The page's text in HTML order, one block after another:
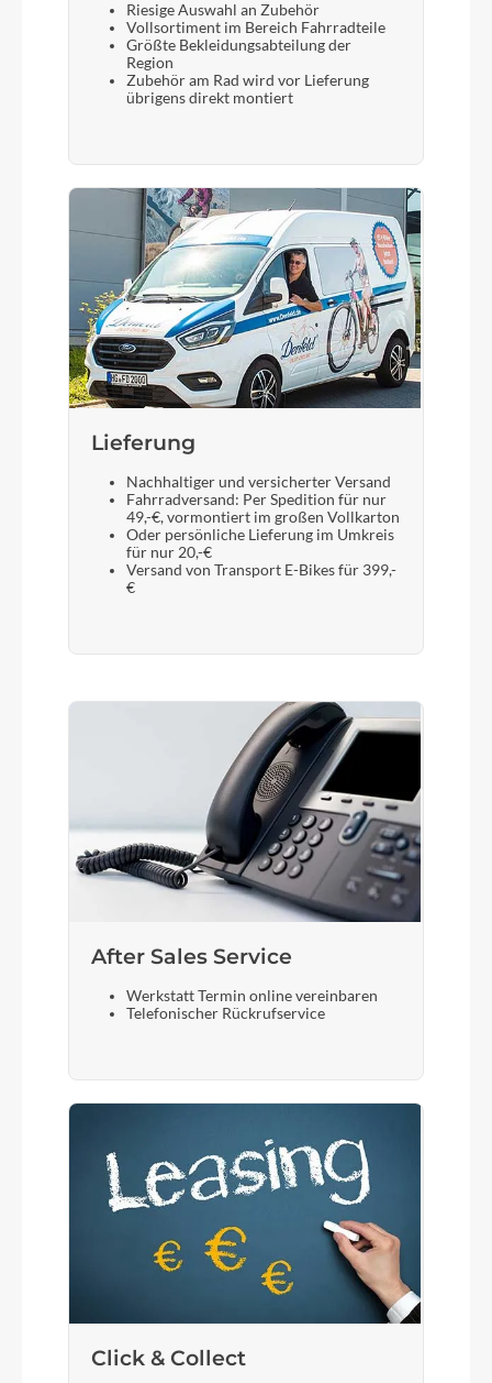
ACID Integrated Carrier 30, CUBE Adapter
Compatible
Bremshebel
Magura
Steuersatz
ACROS AZF-1035, ICR (Integrated Cable
Routing), Top Zero-Stack 1 12 (ZS 56mm), Bottom
Zero-Stack 1 12 (ZS 56mm), HIC
Sattel
ACID Sequence Pro Plus
Gabel
Display
Bosch Kiox 300
Sattelstütze
CUBE Suspension Seatpost HD, 316mm
Riesige Auswahl an Zubehör
Vollsortiment im Bereich Fahrradteile
Größte Bekleidungsabteilung der
Region
Zubehör am Rad wird vor Lieferung
übrigens direkt montiert
Lieferung
Nachhaltiger und versicherter Versand
Fahrradversand: Per Spedition für nur
49,-€, vormontiert im großen Vollkarton
Oder persönliche Lieferung im Umkreis
für nur 20,-€
Versand von Transport E-Bikes für 399,-
€
After Sales Service
Werkstatt Termin online vereinbaren
Telefonischer Rückrufservice
Click & Collect